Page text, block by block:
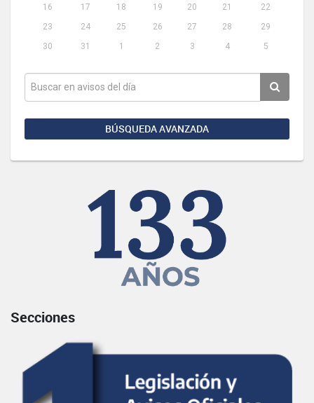
16
17 18 19 20 21
22
23
24 25 26 27 28
29
30
31 1 2 3 4 5
BÚSQUEDA AVANZADA
Secciones